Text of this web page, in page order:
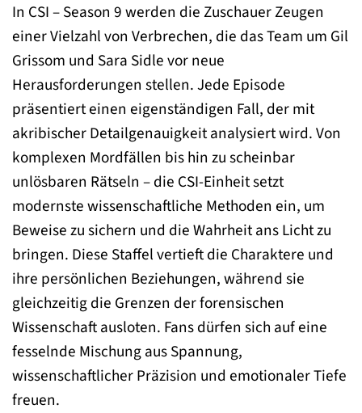
In CSI – Season 9 werden die Zuschauer Zeugen
einer Vielzahl von Verbrechen, die das Team um Gil
Grissom und Sara Sidle vor neue
Herausforderungen stellen. Jede Episode
präsentiert einen eigenständigen Fall, der mit
akribischer Detailgenauigkeit analysiert wird. Von
komplexen Mordfällen bis hin zu scheinbar
unlösbaren Rätseln – die CSI-Einheit setzt
modernste wissenschaftliche Methoden ein, um
Beweise zu sichern und die Wahrheit ans Licht zu
bringen. Diese Staffel vertieft die Charaktere und
ihre persönlichen Beziehungen, während sie
gleichzeitig die Grenzen der forensischen
Wissenschaft ausloten. Fans dürfen sich auf eine
fesselnde Mischung aus Spannung,
wissenschaftlicher Präzision und emotionaler Tiefe
freuen.